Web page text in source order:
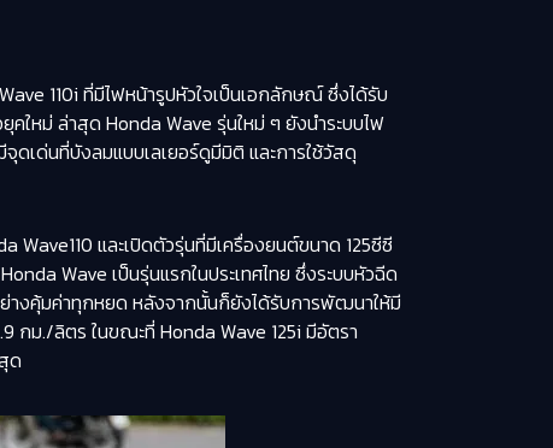
110i ที่มีไฟหน้ารูปหัวใจเป็นเอกลักษณ์ ซึ่งได้รับ
ใหม่ ล่าสุด Honda Wave รุ่นใหม่ ๆ ยังนำระบบไฟ
เด่นที่บังลมแบบเลเยอร์ดูมีมิติ และการใช้วัสดุ
Wave110 และเปิดตัวรุ่นที่มีเครื่องยนต์ขนาด 125ซีซี
Wave เป็นรุ่นแรกในประเทศไทย ซึ่งระบบหัวฉีด
างคุ้มค่าทุกหยด หลังจากนั้นก็ยังได้รับการพัฒนาให้มี
กม./ลิตร ในขณะที่ Honda Wave 125i มีอัตรา
ด